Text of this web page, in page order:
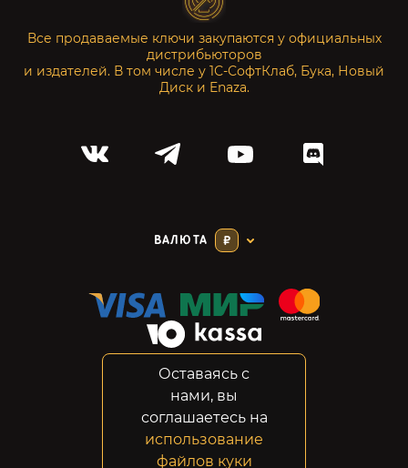
Все продаваемые ключи закупаются у официальных
дистрибьюторов
и издателей. В том числе у 1С-СофтКлаб, Бука, Новый
Диск и Enaza.
ВАЛЮТА ₽
Конфиденциальность
Возвраты
Правовая информация
Оставаясь с
нами, вы
соглашаетесь на
использование
файлов куки